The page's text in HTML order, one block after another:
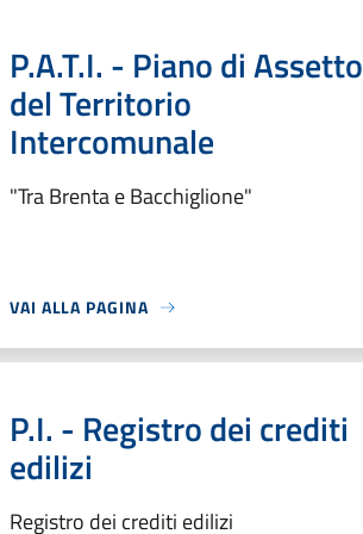
P.A.T.I. - Piano di Assetto
del Territorio
Intercomunale
"Tra Brenta e Bacchiglione"
VAI ALLA PAGINA
P.I. - Registro dei crediti
edilizi
Registro dei crediti edilizi